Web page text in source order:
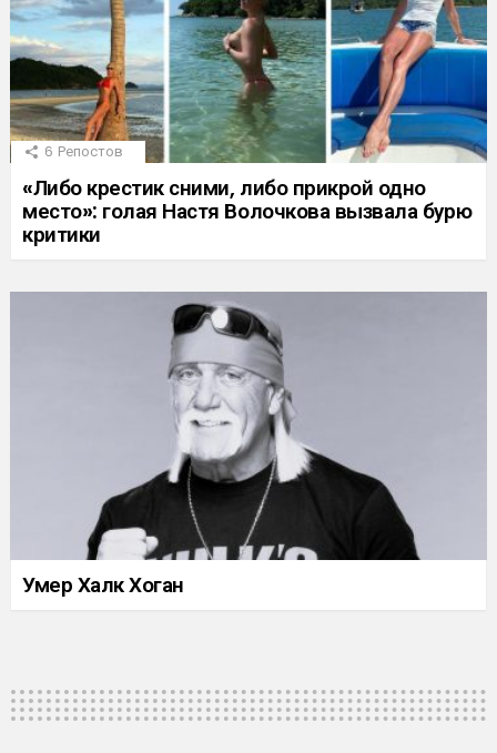
6 Репостов
«Либо крестик сними, либо прикрой одно
место»: голая Настя Волочкова вызвала бурю
критики
Умер Халк Хоган